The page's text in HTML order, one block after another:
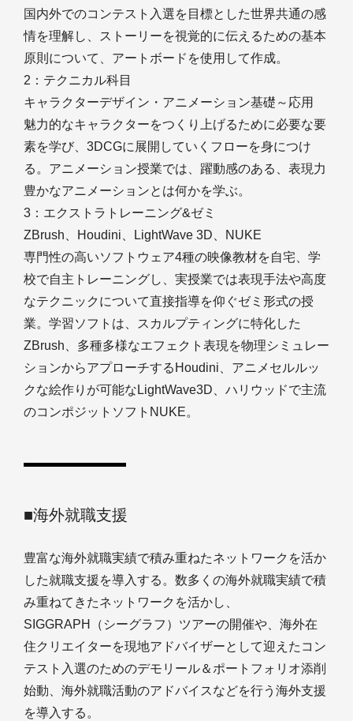
国内外でのコンテスト入選を目標とした世界共通の感
情を理解し、ストーリーを視覚的に伝えるための基本
原則について、アートボードを使用して作成。
2：テクニカル科目
キャラクターデザイン・アニメーション基礎～応用
魅力的なキャラクターをつくり上げるために必要な要
素を学び、3DCGに展開していくフローを身につけ
る。アニメーション授業では、躍動感のある、表現力
豊かなアニメーションとは何かを学ぶ。
3：エクストラトレーニング&ゼミ
ZBrush、Houdini、LightWave 3D、NUKE
専門性の高いソフトウェア4種の映像教材を自宅、学
校で自主トレーニングし、実授業では表現手法や高度
なテクニックについて直接指導を仰ぐゼミ形式の授
業。学習ソフトは、スカルプティングに特化した
ZBrush、多種多様なエフェクト表現を物理シミュレー
ションからアプローチするHoudini、アニメセルルッ
クな絵作りが可能なLightWave3D、ハリウッドで主流
のコンポジットソフトNUKE。
■海外就職支援
豊富な海外就職実績で積み重ねたネットワークを活か
した就職支援を導入する。数多くの海外就職実績で積
み重ねてきたネットワークを活かし、
SIGGRAPH（シーグラフ）ツアーの開催や、海外在
住クリエイターを現地アドバイザーとして迎えたコン
テスト入選のためのデモリール＆ポートフォリオ添削
始動、海外就職活動のアドバイスなどを行う海外支援
を導入する。